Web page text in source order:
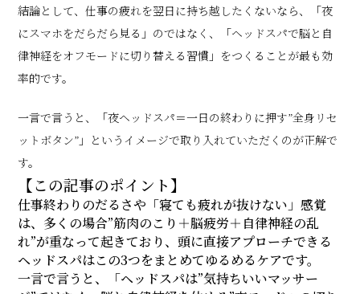
結論として、仕事の疲れを翌日に持ち越したくないなら、「夜
にスマホをだらだら見る」のではなく、「ヘッドスパで脳と自
律神経をオフモードに切り替える習慣」をつくることが最も効
率的です。
一言で言うと、「夜ヘッドスパ＝一日の終わりに押す”全身リセ
ットボタン”」というイメージで取り入れていただくのが正解で
す。
【この記事のポイント】
仕事終わりのだるさや「寝ても疲れが抜けない」感覚
は、多くの場合”筋肉のこり＋脳疲労＋自律神経の乱
れ”が重なって起きており、頭に直接アプローチできる
ヘッドスパはこの3つをまとめてゆるめるケアです。
一言で言うと、「ヘッドスパは”気持ちいいマッサー